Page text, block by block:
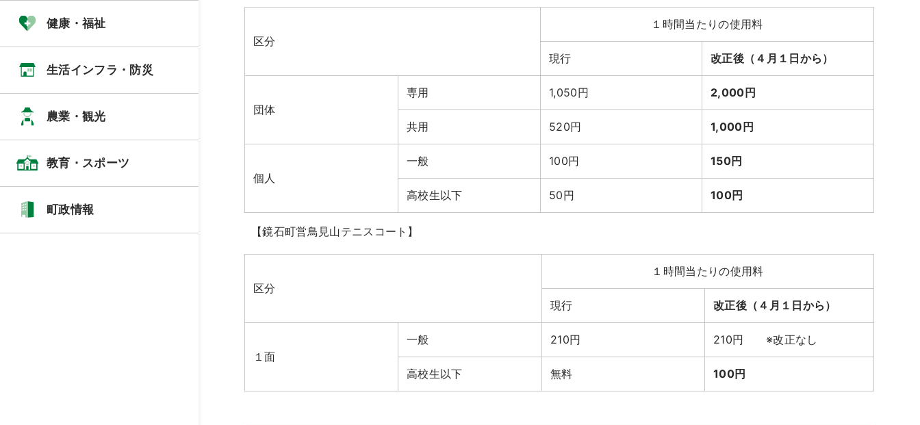
健康・福祉
生活インフラ・防災
農業・観光
教育・スポーツ
町政情報
区分
１時間当たりの使用料
現行 改正後（４月１日から）
団体
専用 1,050円 2,000円
共用 520円 1,000円
個人
一般 100円 150円
高校生以下 50円 100円
【鏡石町営鳥見山テニスコート】
区分
１時間当たりの使用料
現行 改正後（４月１日から）
１面
一般 210円 210円 ※改正なし
高校生以下 無料 100円